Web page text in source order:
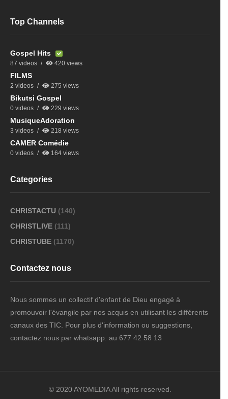
Top Channels
Gospel Hits
87 videos 420 views
FILMS
2 videos 275 views
Bikutsi Gospel
0 videos 229 views
MusiqueAdoration
3 videos 218 views
CAMER Comédie
0 videos 164 views
Categories
CHRISTACTU (140)
CHRISTLIVE (111)
CHRISTUBE (1170)
Contactez nous
Nous sommes un collectif d'enfant de Dieu engagé à
promouvoir l'évangile par nos acquis en utilisant les différents
canaux des TIC. Pour plus d'information ou suggestions,
contactez nous par whatsapp: au 677 42 58 13
© 2020 AYOMEDIA All rights reserved.